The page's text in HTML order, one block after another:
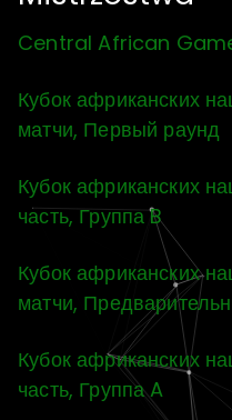
Central African
Кубок африканских
матчи, Первый раунд
Кубок африканских
часть, Группа B
Кубок африканских
матчи,
Кубок африканских
часть, Группа A